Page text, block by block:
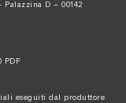
D – 00142
PDF
eseguiti dal produttore